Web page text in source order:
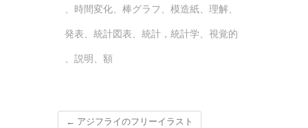
、 時間変化、 棒グラフ 、 模造紙、 理解、
発表、 統計図表、 統計，統計学、 視覚的
、 説明、 額
← アジフライのフリーイラスト